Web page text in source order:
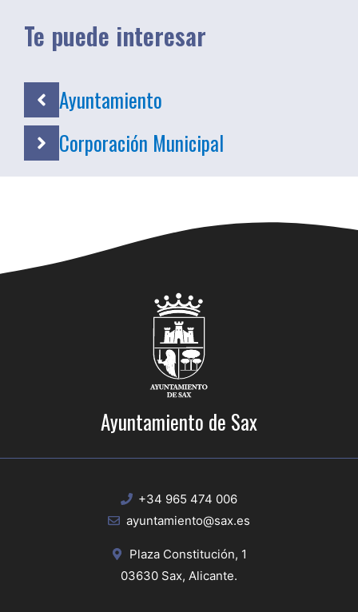
Te puede interesar
Ayuntamiento
Corporación Municipal
Ayuntamiento de Sax
+34 965 474 006
ayuntamiento@sax.es
Plaza Constitución, 1
03630 Sax, Alicante.